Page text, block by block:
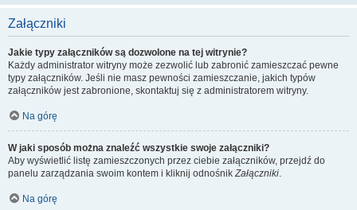
Załączniki
Jakie typy załączników są dozwolone na tej witrynie?
Każdy administrator witryny może zezwolić lub zabronić zamieszczać pewne
typy załączników. Jeśli nie masz pewności zamieszczanie, jakich typów
załączników jest zabronione, skontaktuj się z administratorem witryny.
Na górę
W jaki sposób można znaleźć wszystkie swoje załączniki?
Aby wyświetlić listę zamieszczonych przez ciebie załączników, przejdź do
panelu zarządzania swoim kontem i kliknij odnośnikZałączniki.
Na górę